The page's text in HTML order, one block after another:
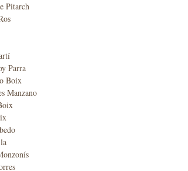
Pitarch
Parra
Boix
Manzano